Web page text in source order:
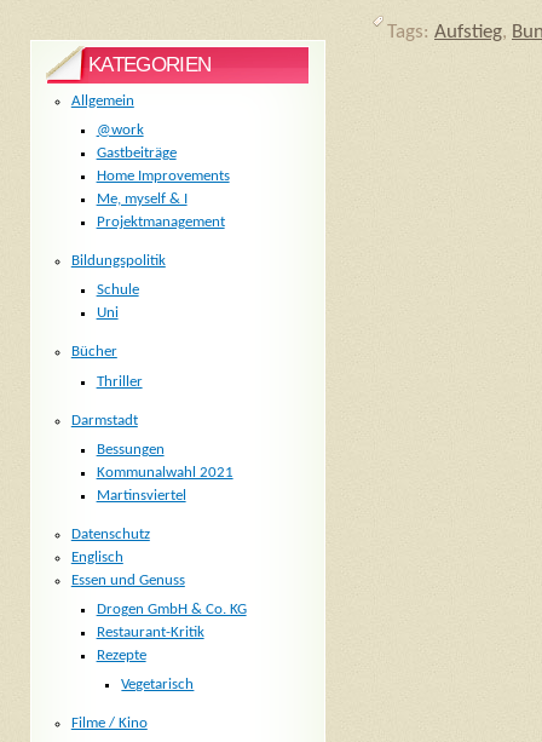
Tags: Aufstieg,
KATEGORIEN
Allgemein
@work
Gastbeiträge
Home Improvements
Me, myself & I
Projektmanagement
Bildungspolitik
Schule
Uni
Bücher
Thriller
Darmstadt
Bessungen
Kommunalwahl 2021
Martinsviertel
Datenschutz
Englisch
Essen und Genuss
Drogen GmbH & Co. KG
Restaurant-Kritik
Rezepte
Vegetarisch
Filme / Kino